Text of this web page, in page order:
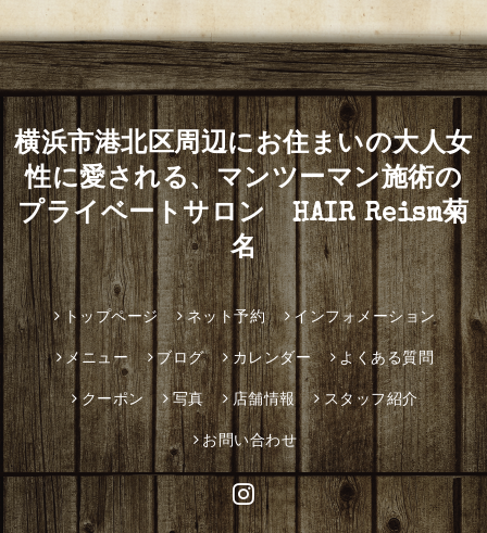
横浜市港北区周辺にお住まいの大人女
性に愛される、マンツーマン施術の
プライベートサロン HAIR Reism菊
名
トップページ ネット予約 インフォメーション
メニュー ブログ カレンダー よくある質問
クーポン 写真 店舗情報 スタッフ紹介
お問い合わせ